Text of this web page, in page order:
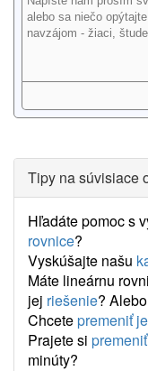
Tipy na súvisiace
Hľadáte pomoc s
rovnice?
Vyskúšajte našu
Máte lineárnu
jej riešenie?
Chcetepremeniť
Prajete si
minúty?